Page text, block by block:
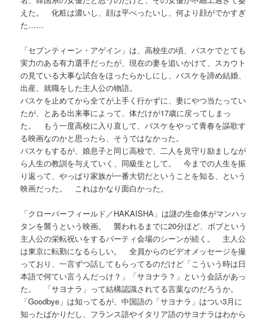
えた。 化粧は濃いし、顔は平べったいし、何より顔がでかすぎ
た……
「セブンティーン・アゲイン」は、高校生の頃、バスケでとても
実力のある有力選手だったが、現在の妻を追いかけて、スカウト
の見ている大事な試合をほったらかしにし、バスケを諦め結婚、
出産、就職をした主人公の物語。
バスケを止めてから全てが上手く行かずに、妻にやつ当たってい
たが、とある出来事によって、体だけが17歳に戻ってしまっ
た。 もう一度高校に入り直して、バスケをやって青春を謳歌す
る映画なのかと思ったら、そうではなかった。
バスケもするが、娘息子と同じ高校で、二人を見守り励ましなが
ら人生の教訓を与えていく、同級生として。 今までの人生を振
り返って、やっぱり家族が一番大切だということを知る、という
映画だった。 これはかなり面白かった。
「クローバーフィールド／HAKAISHA」は謎の生命体がマンハッ
タンを襲うという映画。 襲われるまでに20分ほど、ボブという
主人公の栄転祝いをするパーティ会場のシーンが続く。 主人公
は東京に転勤になるらしい。 全員からのビデオメッセージを撮
っており、一言ずつ話してもらってるのだけど「こういう時は日
本語で何てい言うんだっけ？」「サヨナラ？」という会話があっ
た。 「サヨナラ」って結構認識されてる言葉なのだろうか。
「Goodbye」は知ってるが、中国語の「サヨナラ」はつい3月に
知ったばかりだし、フランス語やイタリア語のサヨナラはわから